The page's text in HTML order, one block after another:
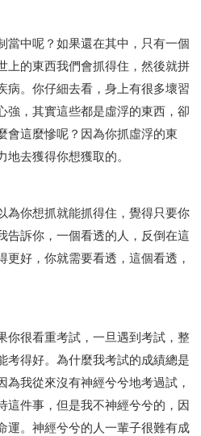
書
56 提多書
59 雅各書
62 約翰一書
66 啟示錄
聖經故事
時間管理和學習方法
命定性格
世界
旦系列
得勝的性格
當中呢？如果還在其中，只有一個
上的東西我們會抓得住，然後就拼
病。你仔細去看，身上有很多壞習
強，其實這些都是虛浮的東西，卻
會這麼慘呢？因為你抓虛浮的東
去獲得你想獲取的。
為你想抓就能抓得住，覺得只要你
告訴你，一個看透的人，反倒在這
好，你就需要看透，這個看透，
你很看重考試，一旦遇到考試，整
考得好。為什麼我考試的成績總是
我從來沒有神經兮兮地考過試，
這件事，但是我不神經兮兮的，因
運。神經兮兮的人一輩子很難有成